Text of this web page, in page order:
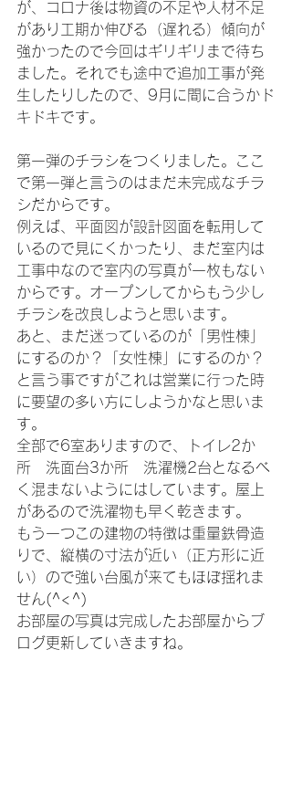
が、コロナ後は物資の不足や人材不足
があり工期か伸びる（遅れる）傾向が
強かったので今回はギリギリまで待ち
ました。それでも途中で追加工事が発
生したりしたので、9月に間に合うかド
キドキです。
第一弾のチラシをつくりました。ここ
で第一弾と言うのはまだ未完成なチラ
シだからです。
例えば、平面図が設計図面を転用して
いるので見にくかったり、まだ室内は
工事中なので室内の写真が一枚もない
からです。オープンしてからもう少し
チラシを改良しようと思います。
あと、まだ迷っているのが「男性棟」
にするのか？「女性棟」にするのか？
と言う事ですがこれは営業に行った時
に要望の多い方にしようかなと思いま
す。
全部で6室ありますので、トイレ2か
所　洗面台3か所　洗濯機2台となるべ
く混まないようにはしています。屋上
があるので洗濯物も早く乾きます。
もう一つこの建物の特徴は重量鉄骨造
りで、縦横の寸法が近い（正方形に近
い）ので強い台風が来てもほぼ揺れま
せん(^<^)
お部屋の写真は完成したお部屋からブ
ログ更新していきますね。